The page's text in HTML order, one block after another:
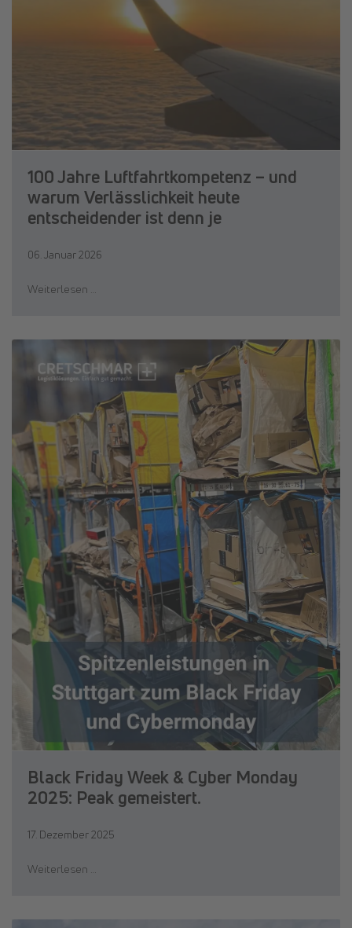
100 Jahre Luftfahrtkompetenz – und
warum Verlässlichkeit heute
entscheidender ist denn je
06. Januar 2026
Weiterlesen …
Black Friday Week & Cyber Monday
2025: Peak gemeistert.
17. Dezember 2025
Weiterlesen …